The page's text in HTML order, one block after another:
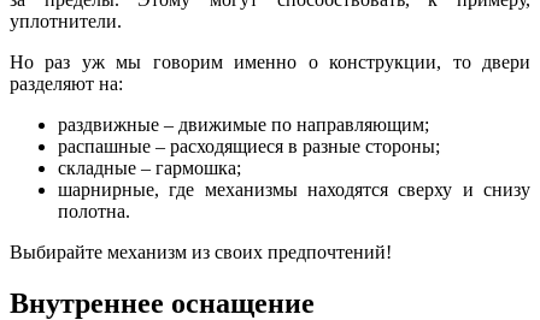
уплотнители.
Но раз уж мы говорим именно о конструкции, то двери
разделяют на:
раздвижные – движимые по направляющим;
распашные – расходящиеся в разные стороны;
складные – гармошка;
шарнирные, где механизмы находятся сверху и снизу
полотна.
Выбирайте механизм из своих предпочтений!
Внутреннее оснащение